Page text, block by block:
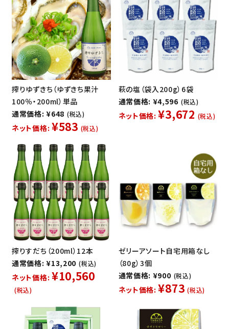
搾りゆずきち（ゆずきち果汁
100％・200ml）単品
通常価格: ¥648 (税込)
ネット価格: ¥583 (税込)
萩の塩（袋入200g）6袋
通常価格: ¥4,596 (税込)
ネット価格: ¥3,672 (税込)
搾りすだち（200ml）12本
通常価格: ¥13,200 (税込)
ネット価格: ¥10,560
(税込)
ゼリーアソート自宅用箱なし
（80g）3個
通常価格: ¥900 (税込)
ネット価格: ¥873 (税込)